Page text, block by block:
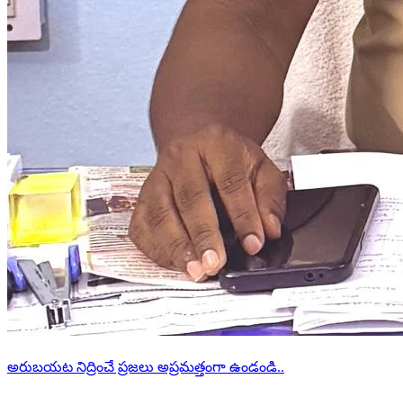
అరుబయట నిద్రించే ప్రజలు అప్రమత్తంగా ఉండండి..